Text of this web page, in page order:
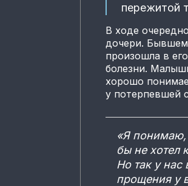
пережитой
В ходе
дочери.
произошла в
болезни.
хорошо
у потерпевшей
«Я понимаю,
бы не хотел
Но так у
прощения у